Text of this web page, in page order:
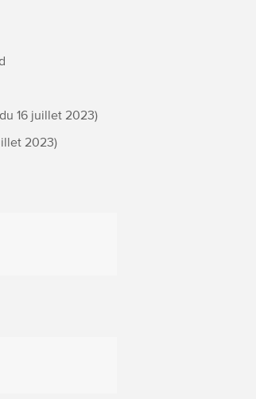
16 juillet 2023)
2023)